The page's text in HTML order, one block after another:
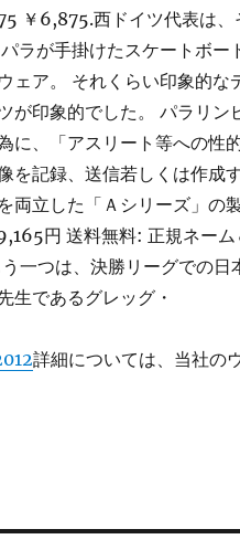
￥6,875.西ドイツ代表は、
ラが手掛けたスケートボー
ェア。 それくらい印象的な
が印象的でした。 パラリン
に、「アスリート等への性
を記録、送信若しくは作成
両立した「Ａシリーズ」の
円 送料無料: 正規ネー
一つは、決勝リーグでの日
生であるグレッグ・
詳細については、当社の